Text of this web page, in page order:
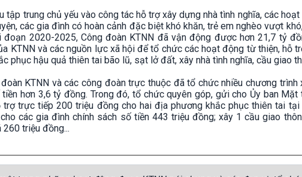
tập trung chủ yếu vào công tác hỗ trợ xây dựng nhà tình nghĩa, các
các gia đình có hoàn cảnh đặc biệt khó khăn, trẻ em nghèo vượt
đoạn 2020-2025, Công đoàn KTNN đã vận động được hơn 21,7 tỷ
KTNN và các nguồn lực xã hội để tổ chức các hoạt động từ thiện, hỗ
phục hậu quả thiên tai bão lũ, sạt lở đất, xây nhà tình nghĩa, cầu giao
KTNN và các công đoàn trực thuộc đã tổ chức nhiều chương trình
hơn 3,6 tỷ đồng. Trong đó, tổ chức quyên góp, gửi cho Ủy ban Mặt
trực tiếp 200 triệu đồng cho hai địa phương khắc phục thiên tai tại
các gia đình chính sách số tiền 443 triệu đồng; xây 1 cầu giao
triệu đồng...